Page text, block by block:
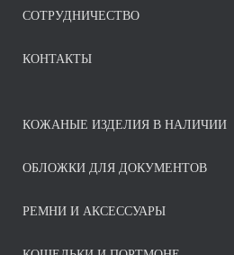
СОТРУДНИЧЕСТВО
КОНТАКТЫ
КОЖАНЫЕ ИЗДЕЛИЯ В НАЛИЧИИ
ОБЛОЖКИ ДЛЯ ДОКУМЕНТОВ
РЕМНИ И АКСЕССУАРЫ